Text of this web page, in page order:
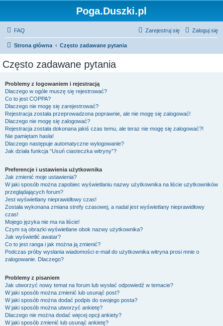
Poga.Duszki.pl
FAQ Zaloguj się
Zarejestruj się
Strona główna Często zadawane pytania
Często zadawane pytania
Problemy z logowaniem i rejestracją
Dlaczego w ogóle muszę się rejestrować?
Co to jest COPPA?
Dlaczego nie mogę się zarejestrować?
Rejestracja została przeprowadzona poprawnie, ale nie mogę się zalogować!
Dlaczego nie mogę się zalogować?
Rejestracja została dokonana jakiś czas temu, ale teraz nie mogę się zalogować?!
Nie pamiętam hasła!
Dlaczego następuje automatyczne wylogowanie?
Jak działa funkcja “Usuń ciasteczka witryny”?
Preferencje i ustawienia użytkownika
Jak zmienić moje ustawienia?
W jaki sposób można zapobiec wyświetlaniu nazwy użytkownika na liście użytkowników
przeglądających forum?
Jest wyświetlany nieprawidłowy czas!
Została wykonana zmiana strefy czasowej, a nadal jest wyświetlany nieprawidłowy
czas!
Mojego języka nie ma na liście!
Czym są obrazki wyświetlane obok nazwy użytkownika?
Jak wyświetlić awatar?
Co to jest ranga i jak można ją zmienić?
Podczas próby wysłania wiadomości e-mail do użytkownika witryna prosi mnie o
zalogowanie. Dlaczego?
Problemy z pisaniem
Jak utworzyć nowy temat na forum lub wysłać odpowiedź w temacie?
W jaki sposób można zmienić lub usunąć post?
W jaki sposób można dodać podpis do swojego posta?
W jaki sposób można utworzyć ankietę?
Dlaczego nie można dodać więcej opcji ankiety?
W jaki sposób zmienić lub usunąć ankietę?